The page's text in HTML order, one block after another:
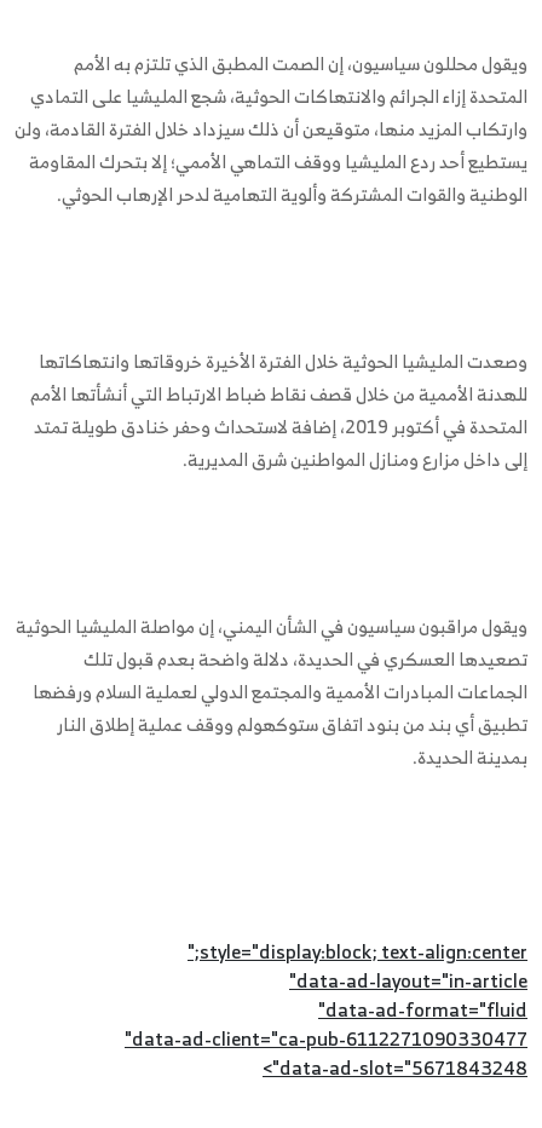
ويقول محللون سياسيون، إن الصمت المطبق الذي تلتزم به الأمم
المتحدة إزاء الجرائم والانتهاكات الحوثية، شجع المليشيا على التمادي
وارتكاب المزيد منها، متوقيعن أن ذلك سيزداد خلال الفترة القادمة، ولن
يستطيع أحد ردع المليشيا ووقف التماهي الأممي؛ إلا بتحرك المقاومة
الوطنية والقوات المشتركة وألوية التهامية لدحر الإرهاب الحوثي.
وصعدت المليشيا الحوثية خلال الفترة الأخيرة خروقاتها وانتهاكاتها
للهدنة الأممية من خلال قصف نقاط ضباط الارتباط التي أنشأتها الأمم
المتحدة في أكتوبر 2019، إضافة لاستحداث وحفر خنادق طويلة تمتد
إلى داخل مزارع ومنازل المواطنين شرق المديرية.
ويقول مراقبون سياسيون في الشأن اليمني، إن مواصلة المليشيا الحوثية
تصعيدها العسكري في الحديدة، دلالة واضحة بعدم قبول تلك
الجماعات المبادرات الأممية والمجتمع الدولي لعملية السلام ورفضها
تطبيق أي بند من بنود اتفاق ستوكهولم ووقف عملية إطلاق النار
بمدينة الحديدة.
style="display:block; text-align:center;"
data-ad-layout="in-article"
data-ad-format="fluid"
data-ad-client="ca-pub-6112271090330477"
data-ad-slot="5671843248">